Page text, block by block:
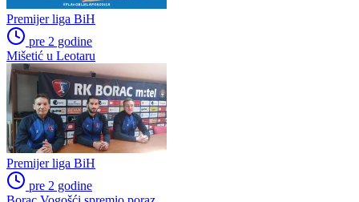
Niži rang
Prva liga Republike Srpske
Poslednje vesti
Premijer liga BiH